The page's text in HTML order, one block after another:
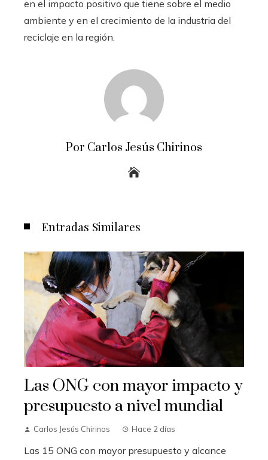
en el impacto positivo que tiene sobre el medio
ambiente y en el crecimiento de la industria del
reciclaje en la región.
Por Carlos Jesús Chirinos
Entradas Similares
Las ONG con mayor impacto y
presupuesto a nivel mundial
Carlos Jesús Chirinos Hace 2 días
Las 15 ONG con mayor presupuesto y alcance